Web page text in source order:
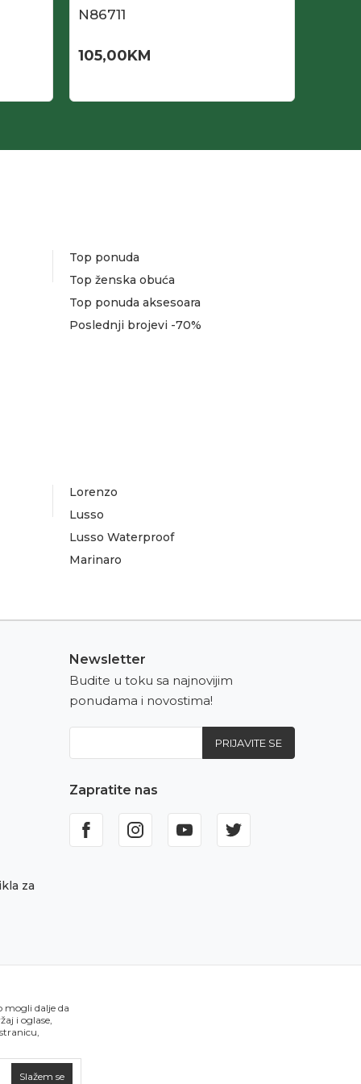
N86711
105,00KM
Top ponuda
Top ženska obuća
Top ponuda aksesoara
Poslednji brojevi -70%
Lorenzo
Lusso
Lusso Waterproof
Marinaro
za
Newsletter
Budite u toku sa najnovijim
ponudama i novostima!
PRIJAVITE SE
Zapratite nas
mogli dalje da
i oglase,
Slažem se